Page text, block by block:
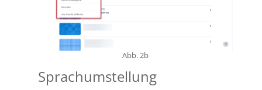
Abb. 2b
Sprachumstellung